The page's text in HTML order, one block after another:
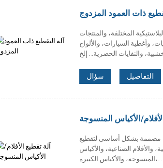
ذات العمود المزدوج
المختلفة، والمنتجات
وأغطية السيارات، والألواح
سؤال التفاصيل
الأكياس المنسوجة
مصممة بشكل أساسي لتقطيع
والأفلام الصناعية، والأكياس
المنسوجة، والأكياس الكبيرة،...